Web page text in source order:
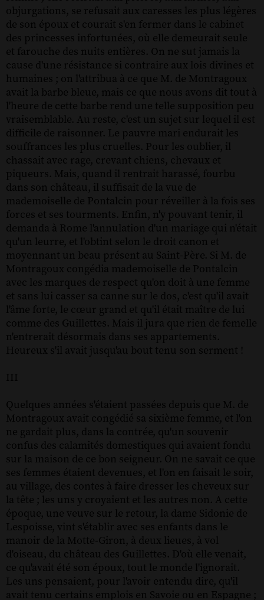
objurgations, se refusait aux caresses les plus légères
de son époux et courait s'en fermer dans le cabinet
des princesses infortunées, où elle demeurait seule
et farouche des nuits entières. On ne sut jamais la
cause d'une résistance si contraire aux lois divines et
humaines ; on l'attribua à ce que M. de Montragoux
avait la barbe bleue, mais ce que nous avons dit tout à
l'heure de cette barbe rend une telle supposition peu
vraisemblable. Au reste, c'est un sujet sur lequel il est
difficile de raisonner. Le pauvre mari endurait les
souffrances les plus cruelles. Pour les oublier, il
chassait avec rage, crevant chiens, chevaux et
piqueurs. Mais, quand il rentrait harassé, fourbu
dans son château, il suffisait de la vue de
mademoiselle de Pontalcin pour réveiller à la fois ses
forces et ses tourments. Enfin, n'y pouvant tenir, il
demanda à Rome l'annulation d'un mariage qui n'était
qu'un leurre, et l'obtint selon le droit canon et
moyennant un beau présent au Saint-Père. Si M. de
Montragoux congédia mademoiselle de Pontalcin
avec les marques de respect qu'on doit à une femme
et sans lui casser sa canne sur le dos, c'est qu'il avait
l'âme forte, le cœur grand et qu'il était maître de lui
comme des Guillettes. Mais il jura que rien de femelle
n'entrerait désormais dans ses appartements.
Heureux s'il avait jusqu'au bout tenu son serment !
III
Quelques années s'étaient passées depuis que M. de
Montragoux avait congédié sa sixième femme, et l'on
ne gardait plus, dans la contrée, qu'un souvenir
confus des calamités domestiques qui avaient fondu
sur la maison de ce bon seigneur. On ne savait ce que
ses femmes étaient devenues, et l'on en faisait le soir,
au village, des contes à faire dresser les cheveux sur
la tête ; les uns y croyaient et les autres non. A cette
époque, une veuve sur le retour, la dame Sidonie de
Lespoisse, vint s'établir avec ses enfants dans le
manoir de la Motte-Giron, à deux lieues, à vol
d'oiseau, du château des Guillettes. D'où elle venait,
ce qu'avait été son époux, tout le monde l'ignorait.
Les uns pensaient, pour l'avoir entendu dire, qu'il
avait tenu certains emplois en Savoie ou en Espagne ;